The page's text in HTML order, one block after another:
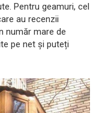
Pentru geamuri, cel
au recenzii
număr mare de
pe net și puteți